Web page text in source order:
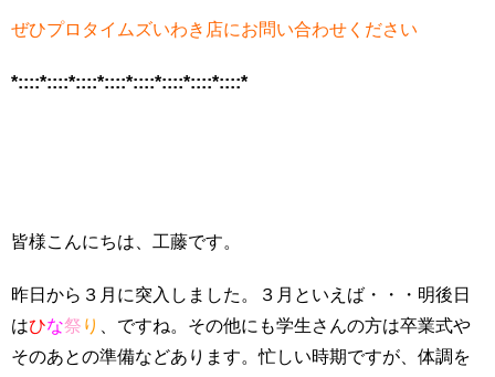
ぜひプロタイムズいわき店にお問い合わせください
*::::*::::*::::*::::*::::*::::*::::*::::*
皆様こんにちは、工藤です。
昨日から３月に突入しました。３月といえば・・・明後日
はひな祭 り
、ですね。その他にも学生さんの方は卒業式や
そのあとの準備などあります。忙しい時期ですが、体調を